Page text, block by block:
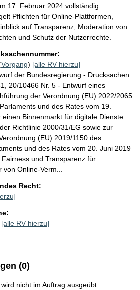
17. Februar 2024 vollständig
Pflichten für Online-Plattformen,
auf Transparenz, Moderation von
und Schutz der Nutzerrechte.
Vorgang) [alle RV hierzu]
der Bundesregierung - Drucksachen
20/10466 Nr. 5 - Entwurf eines
der Verordnung (EU) 2022/2065
und des Rates vom 19.
Binnenmarkt für digitale Dienste
Richtlinie 2000/31/EG sowie zur
(EU) 2019/1150 des
und des Rates vom 20. Juni 2019
und Transparenz für
Online-Verm...
Recht:
[alle RV hierzu]
(0)
nicht im Auftrag ausgeübt.